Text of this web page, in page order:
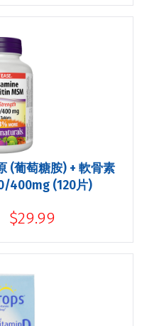
(葡萄糖胺) + 軟骨素
400mg (120片)
$29.99